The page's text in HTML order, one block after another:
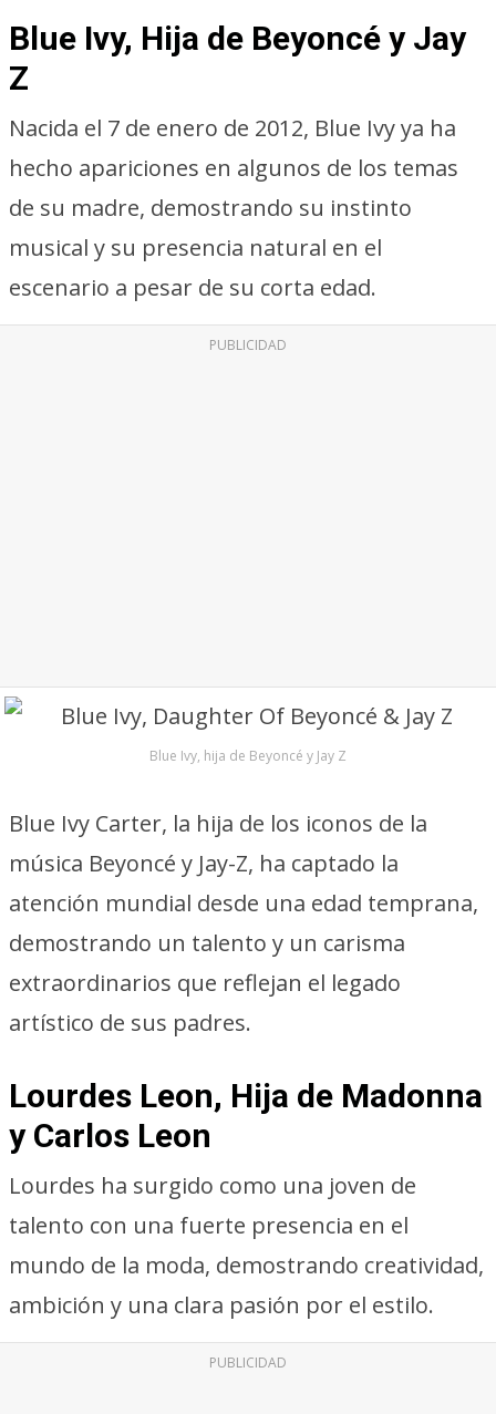
Blue Ivy, Hija de Beyoncé y Jay
Z
Nacida el 7 de enero de 2012, Blue Ivy ya ha
hecho apariciones en algunos de los temas
de su madre, demostrando su instinto
musical y su presencia natural en el
escenario a pesar de su corta edad.
PUBLICIDAD
Blue Ivy, hija de Beyoncé y Jay Z
Blue Ivy Carter, la hija de los iconos de la
música Beyoncé y Jay-Z, ha captado la
atención mundial desde una edad temprana,
demostrando un talento y un carisma
extraordinarios que reflejan el legado
artístico de sus padres.
Lourdes Leon, Hija de Madonna
y Carlos Leon
Lourdes ha surgido como una joven de
talento con una fuerte presencia en el
mundo de la moda, demostrando creatividad,
ambición y una clara pasión por el estilo.
PUBLICIDAD